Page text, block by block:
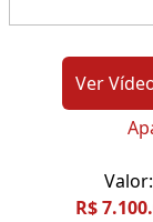
Ver
Valor:
R$